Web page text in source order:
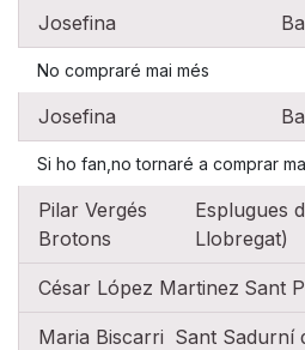
Josefina
No compraré mai més
Josefina
Si ho fan,no tornaré a comprar
Pilar Vergés
Brotons
Esplugues
Llobregat)
César López Martinez Sant
Maria Biscarri Sant Sadurní